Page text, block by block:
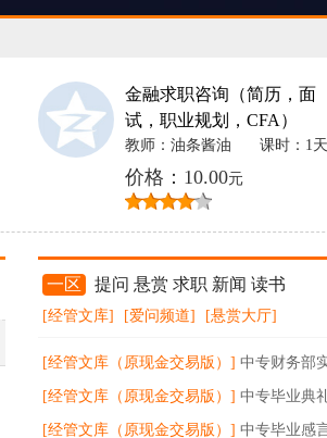
金融求职咨询（简历，面
试，职业规划，CFA）
教师：油条酱油 课时：1天
价格：10.00元
一区 提问 悬赏 求职 新闻 读书
[经管文库] [爱问频道] [悬赏大厅]
[经管文库（原现金交易版）] 中专财务部
文
[经管文库（原现金交易版）] 中专毕业典
稿
[经管文库（原现金交易版）] 中专毕业感